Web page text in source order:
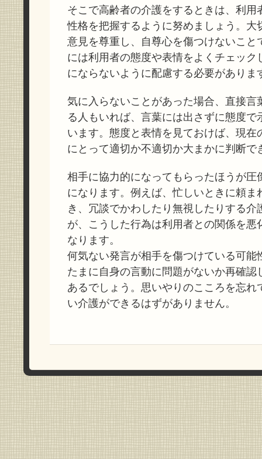
そこで高齢者の介護をするときは、利用
性格を把握するように努めましょう。大
意見を尊重し、自尊心を傷つけないこと
には利用者の態度や表情をよくチェック
にならないように配慮する必要がありま
気に入らないことがあった場合、直接言
る人もいれば、言葉には出さずに態度で
います。態度と表情を見ておけば、現在
にとって適切か不適切か大まかに判断で
相手に協力的になってもらったほうが圧
になります。例えば、忙しいときに頼ま
き、冗談でかわしたり無視したりする介
が、こうした行為は利用者との関係を悪
なります。
何気ない発言が相手を傷つけている可能
たまに自身の言動に問題がないか再確認
あるでしょう。思いやりのこころを忘れ
い介護ができるはずがありません。